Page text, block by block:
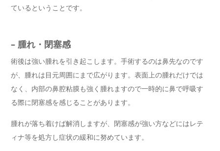
ているということです。
– 腫れ・閉塞感
術後は強い腫れを引き起こします。手術するのは鼻先なのです
が、腫れは目元周囲にまで広がります。表面上の腫れだけでは
なく、内部の鼻腔粘膜も強く腫れますので一時的に鼻で呼吸す
る際に閉塞感を感じることがあります。
腫れが落ち着けば解消しますが、閉塞感が強い方などにはレテ
ィナ等を処方し症状の緩和に努めています。